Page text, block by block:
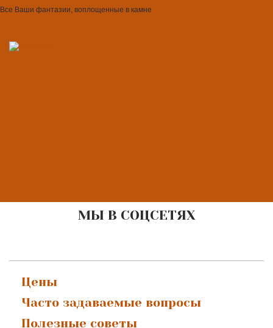
Все Ваши фантазии, воплощенные в камне
МЫ В СОЦСЕТЯХ
Цены
Часто задаваемые вопросы
Полезные советы